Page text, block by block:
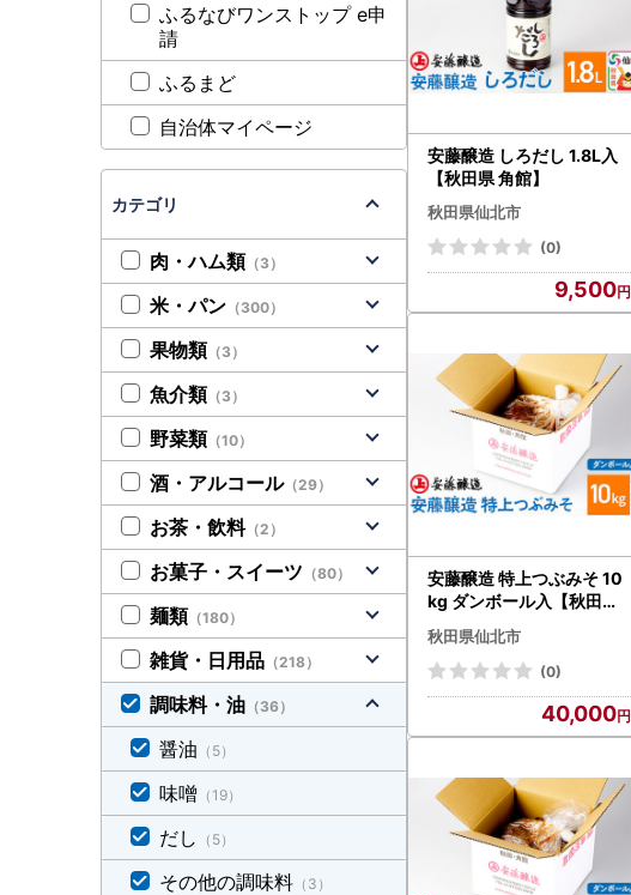
安藤醸造 しろだし 1.8L入
【秋田県 角館】
秋田県仙北市
(0)
9,500
安藤醸造 特上つぶみそ 10
kg ダンボール入【秋田県
秋田県仙北市
(0)
40,000
ふるなびワンストップ e申
請
ふるまど
自治体マイページ
カテゴリ
肉・ハム類 （3）
米・パン （300）
果物類 （3）
魚介類 （3）
野菜類 （10）
酒・アルコール（29）
お茶・飲料（2）
お菓子・スイーツ （80）
麺類 （180）
雑貨・日用品 （218）
調味料・油 （36）
醤油 （5）
味噌 （19）
だし （5）
その他の調味料 （3）